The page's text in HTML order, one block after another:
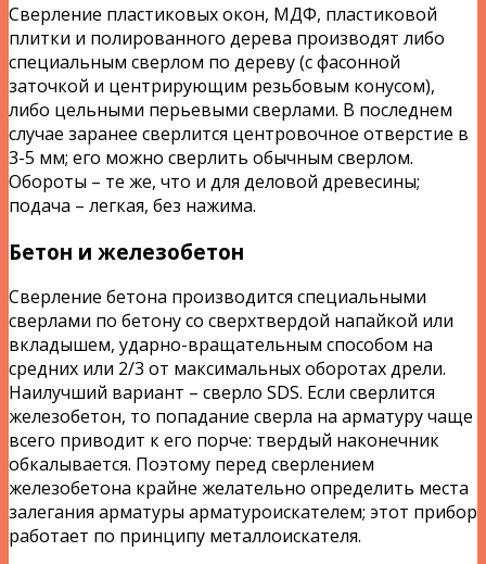
Сверление пластиковых окон, МДФ, пластиковой
плитки и полированного дерева производят либо
специальным сверлом по дереву (с фасонной
заточкой и центрирующим резьбовым конусом),
либо цельными перьевыми сверлами. В последнем
случае заранее сверлится центровочное отверстие в
3-5 мм; его можно сверлить обычным сверлом.
Обороты – те же, что и для деловой древесины;
подача – легкая, без нажима.
Бетон и железобетон
Сверление бетона производится специальными
сверлами по бетону со сверхтвердой напайкой или
вкладышем, ударно-вращательным способом на
средних или 2/3 от максимальных оборотах дрели.
Наилучший вариант – сверло SDS. Если сверлится
железобетон, то попадание сверла на арматуру чаще
всего приводит к его порче: твердый наконечник
обкалывается. Поэтому перед сверлением
железобетона крайне желательно определить места
залегания арматуры арматуроискателем; этот прибор
работает по принципу металлоискателя.